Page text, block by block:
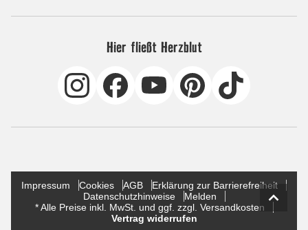
Hier fließt Herzblut
Impressum Cookies AGB
Erklärung zur Barrierefreiheit
Datenschutzhinweise
Melden
* Alle Preise inkl. MwSt. und ggf. zzgl. Versandkosten
Vertrag widerrufen